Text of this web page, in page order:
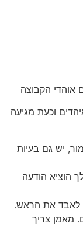
אוהדי הקבוצה
וכעת מגיעה
יש גם בעיות
הוציא הודעה
לאבד את הראש.
מאמן צריך